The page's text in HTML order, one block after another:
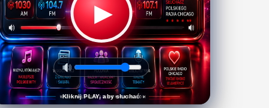
▶
Kliknij PLAY, aby słuchać